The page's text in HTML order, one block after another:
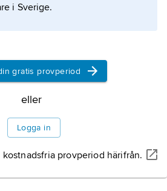
buskskikt, fältskikt, ett löst
om artikeln
i Sverige.
gratis provperiod
eller
Logga in
kostnadsfria provperiod härifrån.